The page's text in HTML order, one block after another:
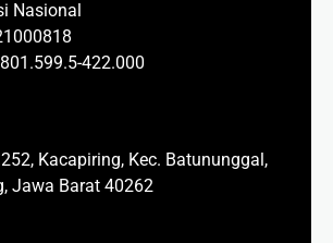
Nasional
422.000
Kacapiring, Kec. Batununggal,
Jawa Barat 40262